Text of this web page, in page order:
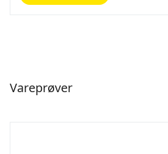
Vareprøver